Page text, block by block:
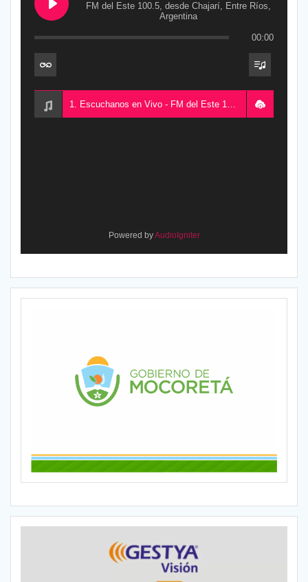
FM del Este 100.5, desde Chajarí, Entre Ríos,
Argentina
00:00
1. Escuchanos en Vivo - FM del Este 100.5, desde Chajarí, Entre Ríos, Argentina
Powered byAudioIgniter